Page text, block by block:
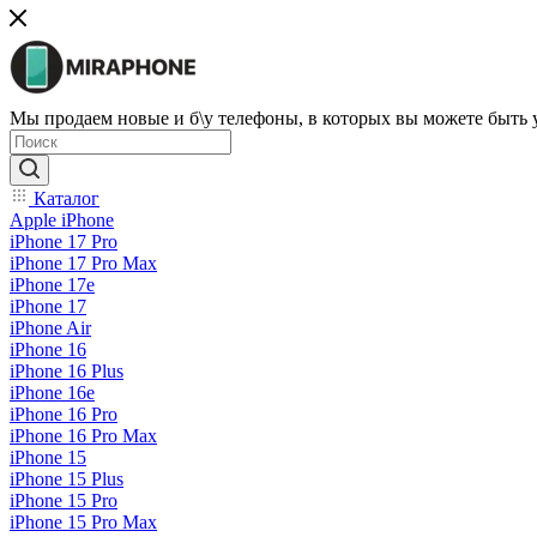
Мы продаем новые и б\у телефоны, в которых вы можете быть
Каталог
Apple iPhone
iPhone 17 Pro
iPhone 17 Pro Max
iPhone 17e
iPhone 17
iPhone Air
iPhone 16
iPhone 16 Plus
iPhone 16e
iPhone 16 Pro
iPhone 16 Pro Max
iPhone 15
iPhone 15 Plus
iPhone 15 Pro
iPhone 15 Pro Max